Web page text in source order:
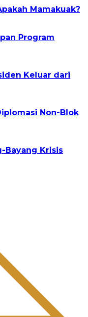
Mamakuak?
Program
Keluar dari
Non-Blok
Bayang Krisis